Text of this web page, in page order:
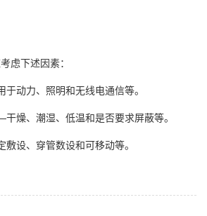
虑下述因素：
动力、照明和无线电通信等。
燥、潮湿、低温和是否要求屏蔽等。
设、穿管数设和可移动等。